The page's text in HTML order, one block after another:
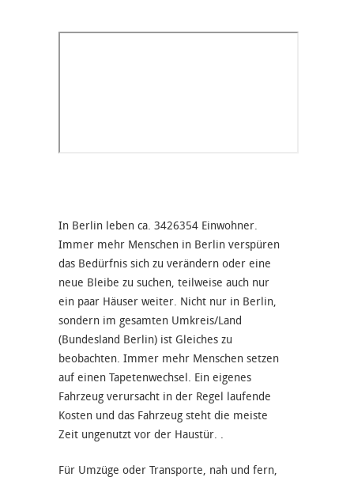
In Berlin leben ca. 3426354 Einwohner.
Immer mehr Menschen in Berlin verspüren
das Bedürfnis sich zu verändern oder eine
neue Bleibe zu suchen, teilweise auch nur
ein paar Häuser weiter. Nicht nur in Berlin,
sondern im gesamten Umkreis/Land
(Bundesland Berlin) ist Gleiches zu
beobachten. Immer mehr Menschen setzen
auf einen Tapetenwechsel. Ein eigenes
Fahrzeug verursacht in der Regel laufende
Kosten und das Fahrzeug steht die meiste
Zeit ungenutzt vor der Haustür. .
Für Umzüge oder Transporte, nah und fern,